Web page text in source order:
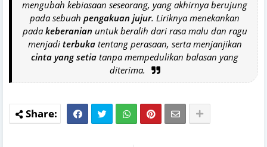
mengubah kebiasaan seseorang, yang akhirnya berujung
pada sebuah pengakuan jujur. Liriknya menekankan
padakeberanian untuk beralih dari rasa malu dan ragu
menjadi terbukatentang perasaan, serta menjanjikan
cinta yang setia tanpa mempedulikan balasan yang
diterima.